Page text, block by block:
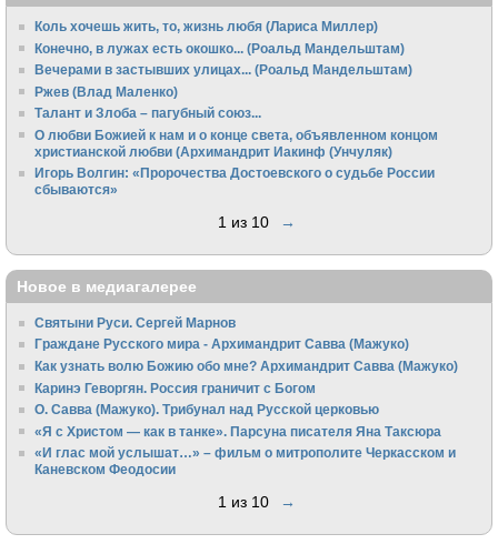
Коль хочешь жить, то, жизнь любя (Лариса Миллер)
Конечно, в лужах есть окошко... (Роальд Мандельштам)
Вечерами в застывших улицах... (Роальд Мандельштам)
Ржев (Влад Маленко)
Талант и Злоба – пагубный союз...
О любви Божией к нам и о конце света, объявленном концом
христианской любви (Архимандрит Иакинф (Унчуляк)
Игорь Волгин: «Пророчества Достоевского о судьбе России
сбываются»
1 из 10 →
Новое в медиагалерее
Святыни Руси. Сергей Марнов
Граждане Русского мира - Архимандрит Савва (Мажуко)
Как узнать волю Божию обо мне? Архимандрит Савва (Мажуко)
Каринэ Геворгян. Россия граничит с Богом
О. Савва (Мажуко). Трибунал над Русской церковью
«Я с Христом — как в танке». Парсуна писателя Яна Таксюра
«И глас мой услышат…» – фильм о митрополите Черкасском и
Каневском Феодосии
1 из 10 →